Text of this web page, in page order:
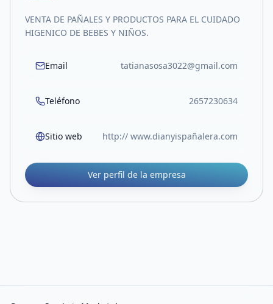
VENTA DE PAÑALES Y PRODUCTOS PARA EL CUIDADO
HIGENICO DE BEBES Y NIÑOS.
Email tatianasosa3022@gmail.com
Teléfono 2657230634
Sitio web http:// www.dianyispañalera.com
Ver perfil de la empresa